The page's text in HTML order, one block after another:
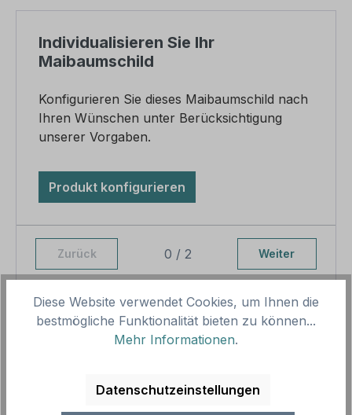
Individualisieren Sie Ihr
Maibaumschild
Konfigurieren Sie dieses Maibaumschild nach
Ihren Wünschen unter Berücksichtigung
unserer Vorgaben.
Produkt konfigurieren
Zurück 0 / 2 Weiter
Pro-Stück-Aufschläge
Zwischensumme
Diese Website verwendet Cookies, um Ihnen die
bestmögliche Funktionalität bieten zu können...
Mehr Informationen.
Datenschutzeinstellungen